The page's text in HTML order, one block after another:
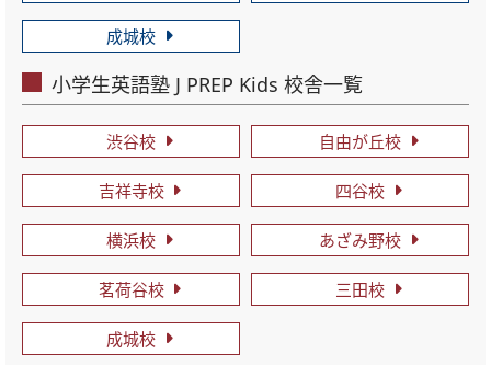
成城校
小学生英語塾 J PREP Kids 校舎一覧
渋谷校 自由が丘校
吉祥寺校 四谷校
横浜校 あざみ野校
茗荷谷校 三田校
成城校